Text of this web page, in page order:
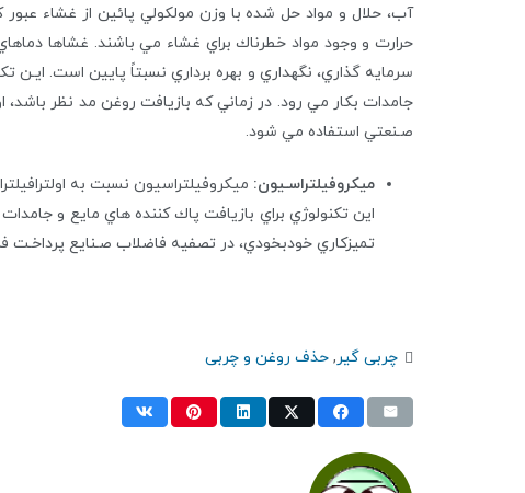
آب، حلال و مواد حل شده با وزن مولكولي پائين از غشاء عبور
سرمايه گذاري، نگهداري و بهره برداري نسبتاً پايين است.
جامدات بكار مي رود. در زماني كه بازيافت روغن مد نظر
صـنعتي استفاده مي شود.
ميكروفيلتراسـيون:
اين تكنولوژي براي بازيافت پاك كننده هاي مايع و
تميزكاري خودبخودي، در تصفيه فاضلاب صـنايع پرداخـت
چربی گیر, حذف روغن و چربی